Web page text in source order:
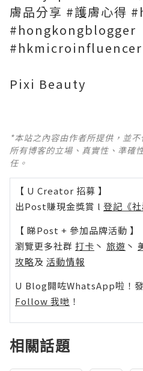
膚品分享 #護膚心得
#hongkongblogger
Pixi Beauty
*本站之內容由作者所提供，並
所有博客的立場、真實性、準確
任。
【 U Creator 招募 】
出Post賺現金獎賞 l 登記《社
【 睇Post + 參加品牌活動 】
瀏覽更多社群 打卡 丶 旅遊 丶
攻略及 活動情報
U Blog開咗WhatsApp啦！發
Follow 我哋 ！
相關話題